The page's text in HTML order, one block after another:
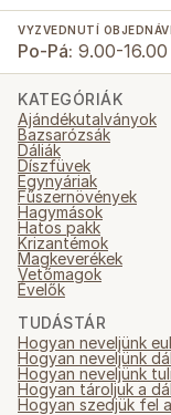
VYZVEDNUTÍ
Po-Pá: 9.00-16.00
KATEGÓRIÁK
Ajándékutalványok
Bazsarózsák
Dáliák
Díszfüvek
Egynyáriak
Fűszernövények
Hagymások
Hatos pakk
Krizantémok
Magkeverékek
Vetőmagok
Évelők
TUDÁSTÁR
Hogyan neveljünk
Hogyan neveljünk
Hogyan neveljünk
Hogyan tároljuk a
Hogyan szedjük fel